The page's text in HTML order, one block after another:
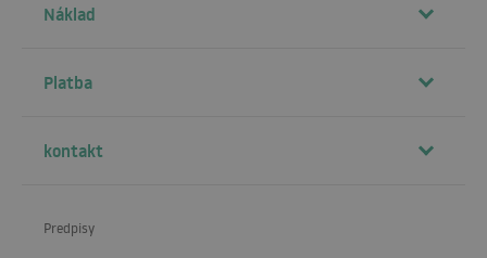
Náklad
Platba
kontakt
Predpisy